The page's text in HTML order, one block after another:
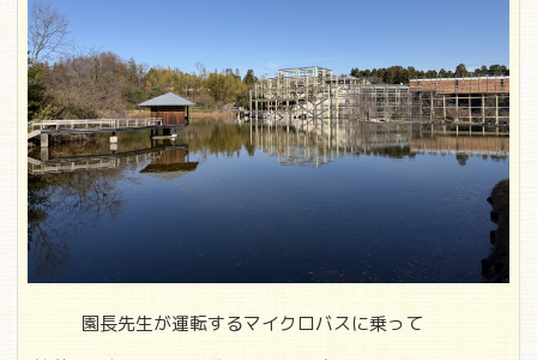
園長先生が運転するマイクロバスに乗って